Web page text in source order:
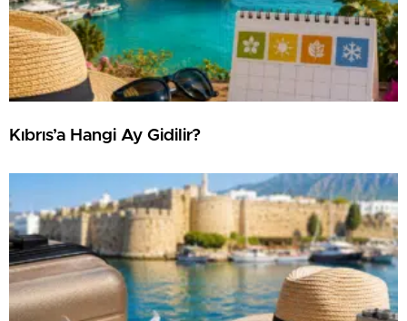
Kıbrıs’a Hangi Ay Gidilir?